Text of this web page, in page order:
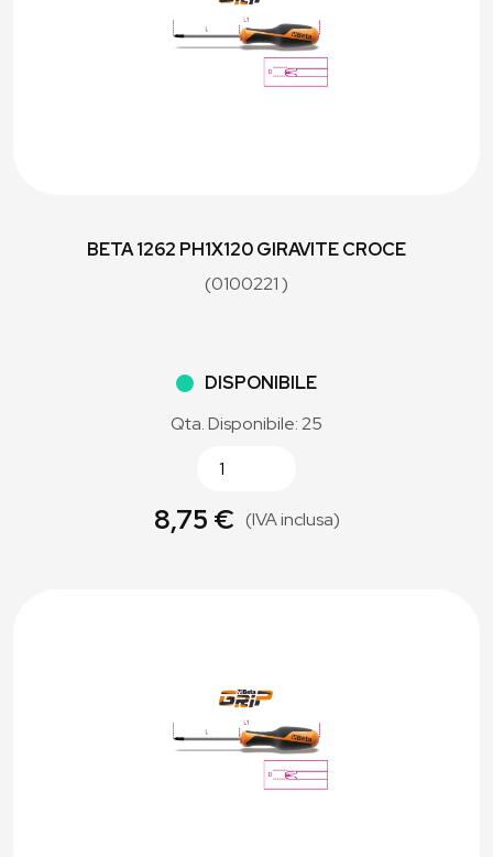
BETA 1262 PH1X120 GIRAVITE CROCE
(0100221 )
DISPONIBILE
Qta. Disponibile: 25
8,75 € (IVA inclusa)